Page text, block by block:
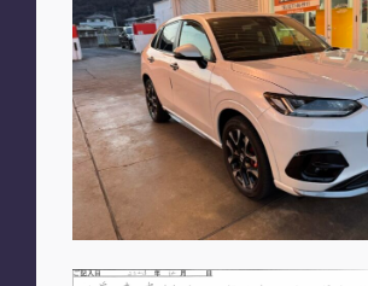
PLAN
車種別プラン
SHOP
A2M 本店